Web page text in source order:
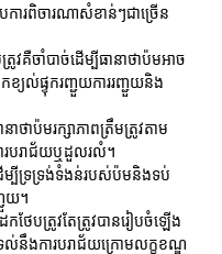
ារពិចារណាសំខាន់ៗជាច្រើន
វគឺចាំបាច់ដើម្បីធានាថាប៉មអាច
ខ្យល់ផ្ទុករញ្ជួយការរញ្ជួយនិង
ាថាប៉មរក្សាភាពត្រឹមត្រូវតាម
ារបរាជ័យឬដួលរលំ។
ដើម្បីទ្រទ្រង់ទំងន់របស់ប៉មនិងទប់
យ។
ែកថែបត្រូវតែត្រូវបានរៀបចំឡើង
ល់នឹងការបរាជ័យក្រោមលក្ខខណ្ឌ